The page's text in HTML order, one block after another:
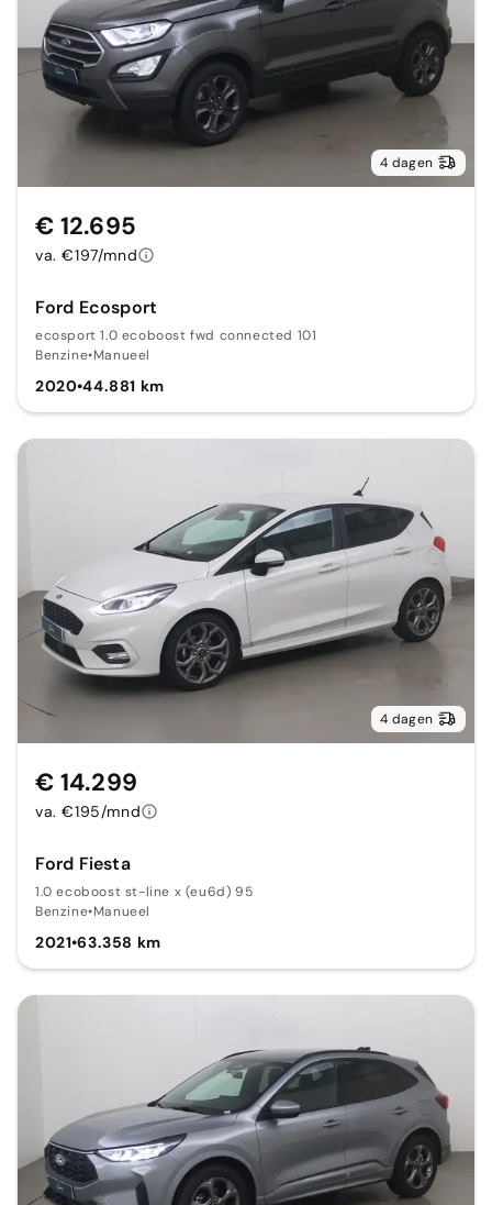
4 dagen
Ford Ecosport
ecosport 1.0 ecoboost fwd connected 101
Benzine•Manueel
2020•44.881 km
€ 12.695
va. €197/mnd
4 dagen
Ford Fiesta
1.0 ecoboost st-line x (eu6d) 95
Benzine•Manueel
2021•63.358 km
€ 14.299
va. €195/mnd